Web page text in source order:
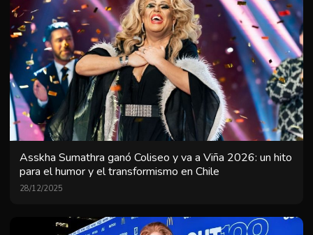
Asskha Sumathra ganó Coliseo y va a Viña 2026: un hito
para el humor y el transformismo en Chile
28/12/2025